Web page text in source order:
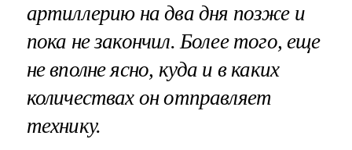
артиллерию на два дня позже и
пока не закончил. Более того, еще
не вполне ясно, куда и в каких
количествах он отправляет
технику.